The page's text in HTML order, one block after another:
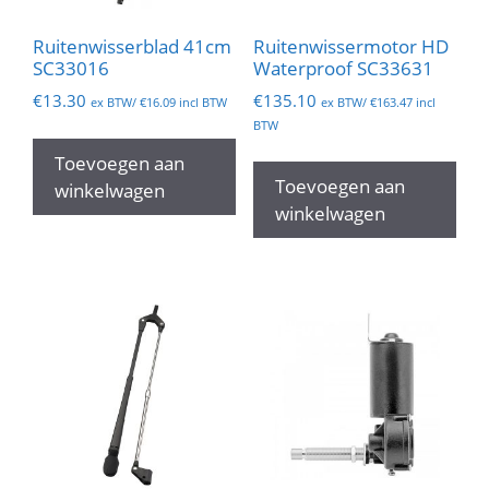
Ruitenwisserblad 41cm
SC33016
€13.30 ex BTW/ €16.09 incl BTW
Toevoegen aan
winkelwagen
Ruitenwissermotor HD
Waterproof SC33631
€135.10 ex BTW/ €163.47incl
BTW
Toevoegen aan
winkelwagen